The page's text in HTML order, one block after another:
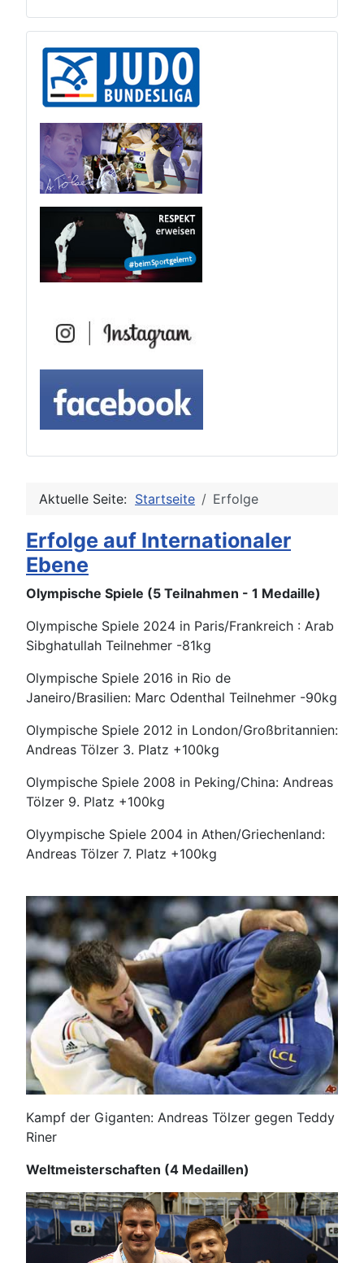
Aktuelle Seite: Startseite Erfolge
Erfolge auf Internationaler
Ebene
Olympische Spiele (5 Teilnahmen - 1 Medaille)
Olympische Spiele 2024 in Paris/Frankreich : Arab
Sibghatullah Teilnehmer -81kg
Olympische Spiele 2016 in Rio de
Janeiro/Brasilien: Marc Odenthal Teilnehmer -90kg
Olympische Spiele 2012 in London/Großbritannien:
Andreas Tölzer 3. Platz +100kg
Olympische Spiele 2008 in Peking/China: Andreas
Tölzer 9. Platz +100kg
Olyympische Spiele 2004 in Athen/Griechenland:
Andreas Tölzer 7. Platz +100kg
Kampf der Giganten: Andreas Tölzer gegen Teddy
Riner
Weltmeisterschaften (4 Medaillen)